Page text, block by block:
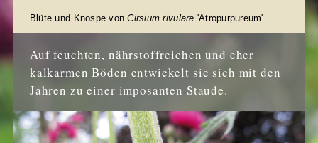
Blüte und Knospe vonCirsium rivulare 'Atropurpureum'
Auf feuchten, nährstoffreichen und eher
kalkarmen Böden entwickelt sie sich mit den
Jahren zu einer imposanten Staude.